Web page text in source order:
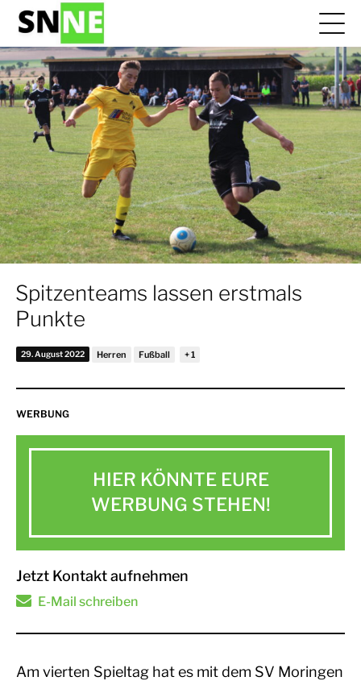
Spitzenteams lassen erstmals
Punkte
29. August 2022 Herren Fußball
WERBUNG
HIER KÖNNTE EURE
WERBUNG STEHEN!
Jetzt Kontakt aufnehmen
E-Mail schreiben
Am vierten Spieltag hat es mit dem SV Moringen